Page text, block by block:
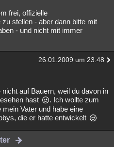
frei, offizielle
stellen - aber dann bitte mit
- und nicht mit immer
26.01.2009 um 23:48
auf Bauern, weil du davon in
hast
. Ich wollte zum
Vater und habe eine
die er hatte entwickelt